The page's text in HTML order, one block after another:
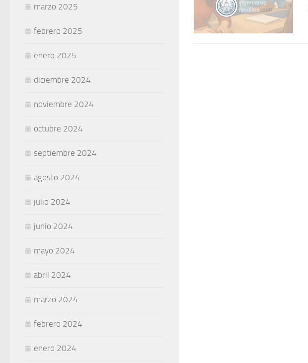
marzo 2025
febrero 2025
enero 2025
diciembre 2024
noviembre 2024
octubre 2024
septiembre 2024
agosto 2024
julio 2024
junio 2024
mayo 2024
abril 2024
marzo 2024
febrero 2024
enero 2024